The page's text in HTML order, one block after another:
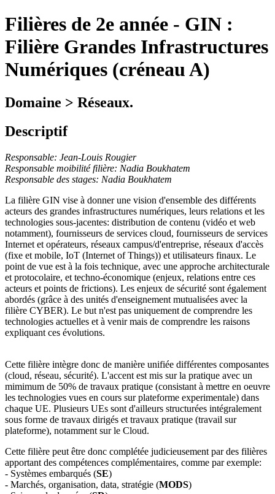
Filières de 2e année - GIN :
Filière Grandes Infrastructures
Numériques (créneau A)
Domaine > Réseaux.
Descriptif
Responsable: Jean-Louis Rougier
Responsable moibilité filière: Nadia Boukhatem
Responsable des stages: Nadia Boukhatem
La filière GIN vise à donner une vision d'ensemble des différents
acteurs des grandes infrastructures numériques, leurs relations et les
technologies sous-jacentes: distribution de contenu (vidéo et web
notamment), fournisseurs de services cloud, fournisseurs de services
Internet et opérateurs, réseaux campus/d'entreprise, réseaux d'accès
(fixe et mobile, IoT (Internet of Things)) et utilisateurs finaux. Le
point de vue est à la fois technique, avec une approche architecturale
et protocolaire, et techno-économique (enjeux, relations entre ces
acteurs et points de frictions). Les enjeux de sécurité sont également
abordés (grâce à des unités d'enseignement mutualisées avec la
filière CYBER). Le but n'est pas uniquement de comprendre les
technologies actuelles et à venir mais de comprendre les raisons
expliquant ces évolutions.
Cette filière intègre donc de manière unifiée différentes composantes
(cloud, réseau, sécurité). L'accent est mis sur la pratique avec un
mimimum de 50% de travaux pratique (consistant à mettre en oeuvre
les technologies vues en cours sur plateforme experimentale) dans
chaque UE. Plusieurs UEs sont d'ailleurs structurées intégralement
sous forme de travaux dirigés et travaux pratique (travail sur
plateforme), notamment sur le Cloud.
Cette filière peut être donc complétée judicieusement par des filières
apportant des compétences complémentaires, comme par exemple:
- Systèmes embarqués (SE)
- Marchés, organisation, data, stratégie (MODS)